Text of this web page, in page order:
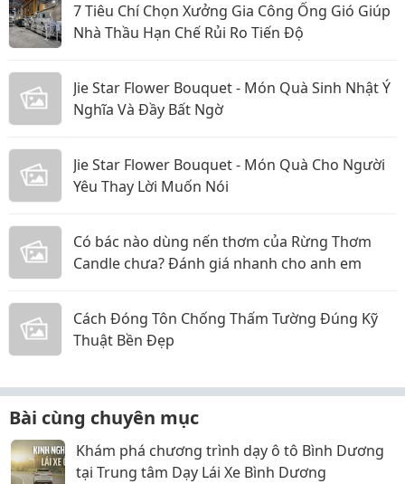
7 Tiêu Chí Chọn Xưởng Gia Công Ống Gió Giúp
Nhà Thầu Hạn Chế Rủi Ro Tiến Độ
Jie Star Flower Bouquet - Món Quà Sinh Nhật Ý
Nghĩa Và Đầy Bất Ngờ
Jie Star Flower Bouquet - Món Quà Cho Người
Yêu Thay Lời Muốn Nói
Có bác nào dùng nến thơm của Rừng Thơm
Candle chưa? Đánh giá nhanh cho anh em
Cách Đóng Tôn Chống Thấm Tường Đúng Kỹ
Thuật Bền Đẹp
Bài cùng chuyên mục
Khám phá chương trình dạy ô tô Bình Dương
tại Trung tâm Dạy Lái Xe Bình Dương